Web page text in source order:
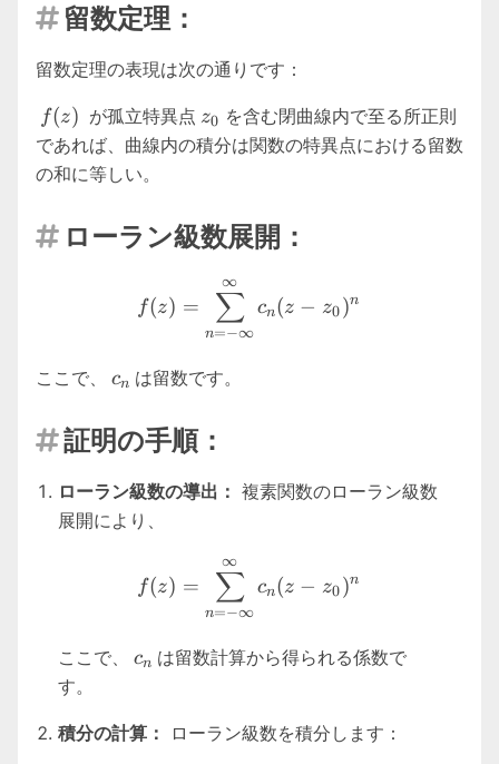
 留数定理：
留数定理の表現は次の通りです：
f(z)
f(z) が孤立特異点 z_0
z0 を含む閉曲線内で至る所正則
であれば、曲線内の積分は関数の特異点における留数
の和に等しい。
 ローラン級数展開：
f(z) =
n=−∞
∑
∞
cn(z − z0 )n
ここで、 c_n
cn は留数です。
証明の手順：
ローラン級数の導出： 複素関数のローラン級数
展開により、
f(z) =
n=−∞
∑
∞
cn(z − z0 )n
ここで、 c_n
cn は留数計算から得られる係数で
す。
積分の計算： ローラン級数を積分します：